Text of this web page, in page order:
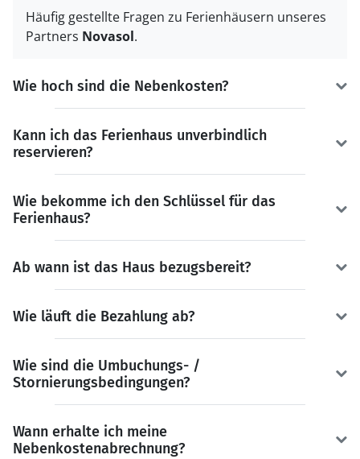
Häufig gestellte Fragen zu Ferienhäusern unseres
Partners Novasol.
Wie hoch sind die Nebenkosten?
Kann ich das Ferienhaus unverbindlich
reservieren?
Wie bekomme ich den Schlüssel für das
Ferienhaus?
Ab wann ist das Haus bezugsbereit?
Wie läuft die Bezahlung ab?
Wie sind die Umbuchungs- /
Stornierungsbedingungen?
Wann erhalte ich meine
Nebenkostenabrechnung?